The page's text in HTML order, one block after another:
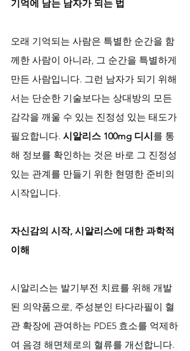
기억에 남는 남자가 되는 법
오래 기억되는 사람은 특별한 순간을 함
께한 사람이 아니라, 그 순간을 특별하게
만든 사람입니다. 그런 남자가 되기 위해
서는 단순한 기술보다는 상대방의 모든
감각을 깨울 수 있는 진정성 있는 태도가
필요합니다. 시알리스 100mg 디시를 통
해 정보를 확인하는 것은 바로 그 진정성
있는 관계를 만들기 위한 현명한 준비의
시작입니다.
자신감의 시작, 시알리스에 대한 과학적
이해
시알리스는 발기부전 치료를 위해 개발
된 의약품으로, 주성분인 타다라필이 혈
관 확장에 관여하는 PDE5 효소를 억제하
여 음경 해면체로의 혈류를 개선합니다.